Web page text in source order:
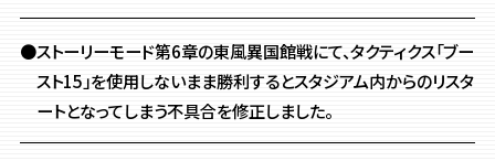
●ストーリーモード第6章の東風異国館戦にて、タクティクス「ブー
スト15」を使用しないまま勝利するとスタジアム内からのリスタ
ートとなってしまう不具合を修正しました。